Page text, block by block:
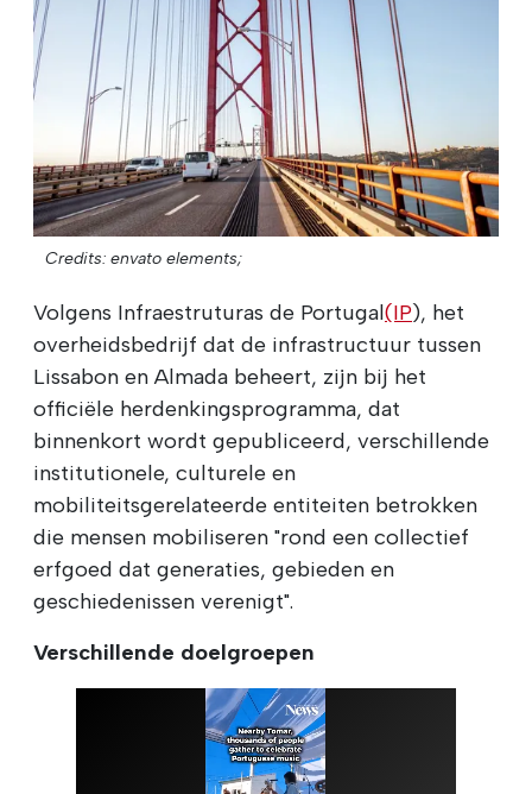
Credits: envato elements;
Volgens Infraestruturas de Portugal(IP), het
overheidsbedrijf dat de infrastructuur tussen
Lissabon en Almada beheert, zijn bij het
officiële herdenkingsprogramma, dat
binnenkort wordt gepubliceerd, verschillende
institutionele, culturele en
mobiliteitsgerelateerde entiteiten betrokken
die mensen mobiliseren "rond een collectief
erfgoed dat generaties, gebieden en
geschiedenissen verenigt".
Verschillende doelgroepen